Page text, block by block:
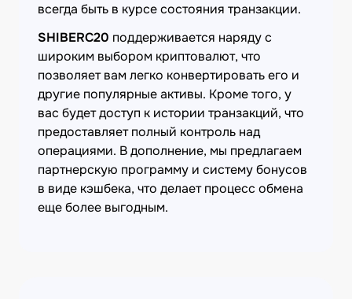
всегда быть в курсе состояния транзакции.
SHIBERC20 поддерживается наряду с
широким выбором криптовалют, что
позволяет вам легко конвертировать его и
другие популярные активы. Кроме того, у
вас будет доступ к истории транзакций, что
предоставляет полный контроль над
операциями. В дополнение, мы предлагаем
партнерскую программу и систему бонусов
в виде кэшбека, что делает процесс обмена
еще более выгодным.